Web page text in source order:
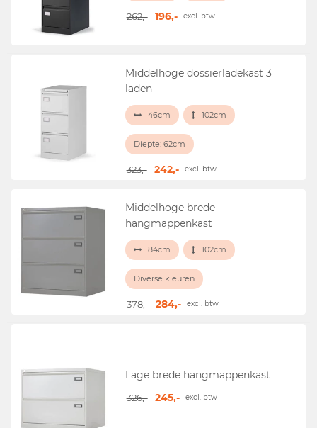
262,- 196,- excl. btw
Middelhoge dossierladekast 3
laden
46cm 102cm
Diepte: 62cm
323,- 242,- excl. btw
Middelhoge brede
hangmappenkast
84cm 102cm
Diverse kleuren
378,- 284,- excl. btw
Lage brede hangmappenkast
326,- 245,- excl. btw